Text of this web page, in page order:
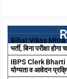
Bihar Vikas Mitra
भर्ती, बिना परीक्षा होगा
IBPS Clerk Bharti
योग्यता व आवेदन